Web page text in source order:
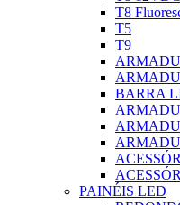
T8
T5
T9
BARRA
PAINÉIS LED